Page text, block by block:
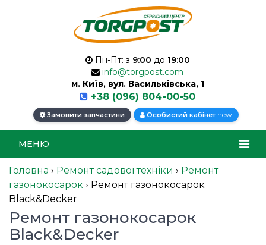
Пн-Пт: з 9:00 до 19:00
info@torgpost.com
м. Київ, вул. Васильківська, 1
+38 (096) 804-00-50
Замовити запчастини Особистий кабінет new
МЕНЮ
Головна › Ремонт садової техніки › Ремонт
газонокосарок › Ремонт газонокосарок
Black&Decker
Ремонт газонокосарок
Black&Decker